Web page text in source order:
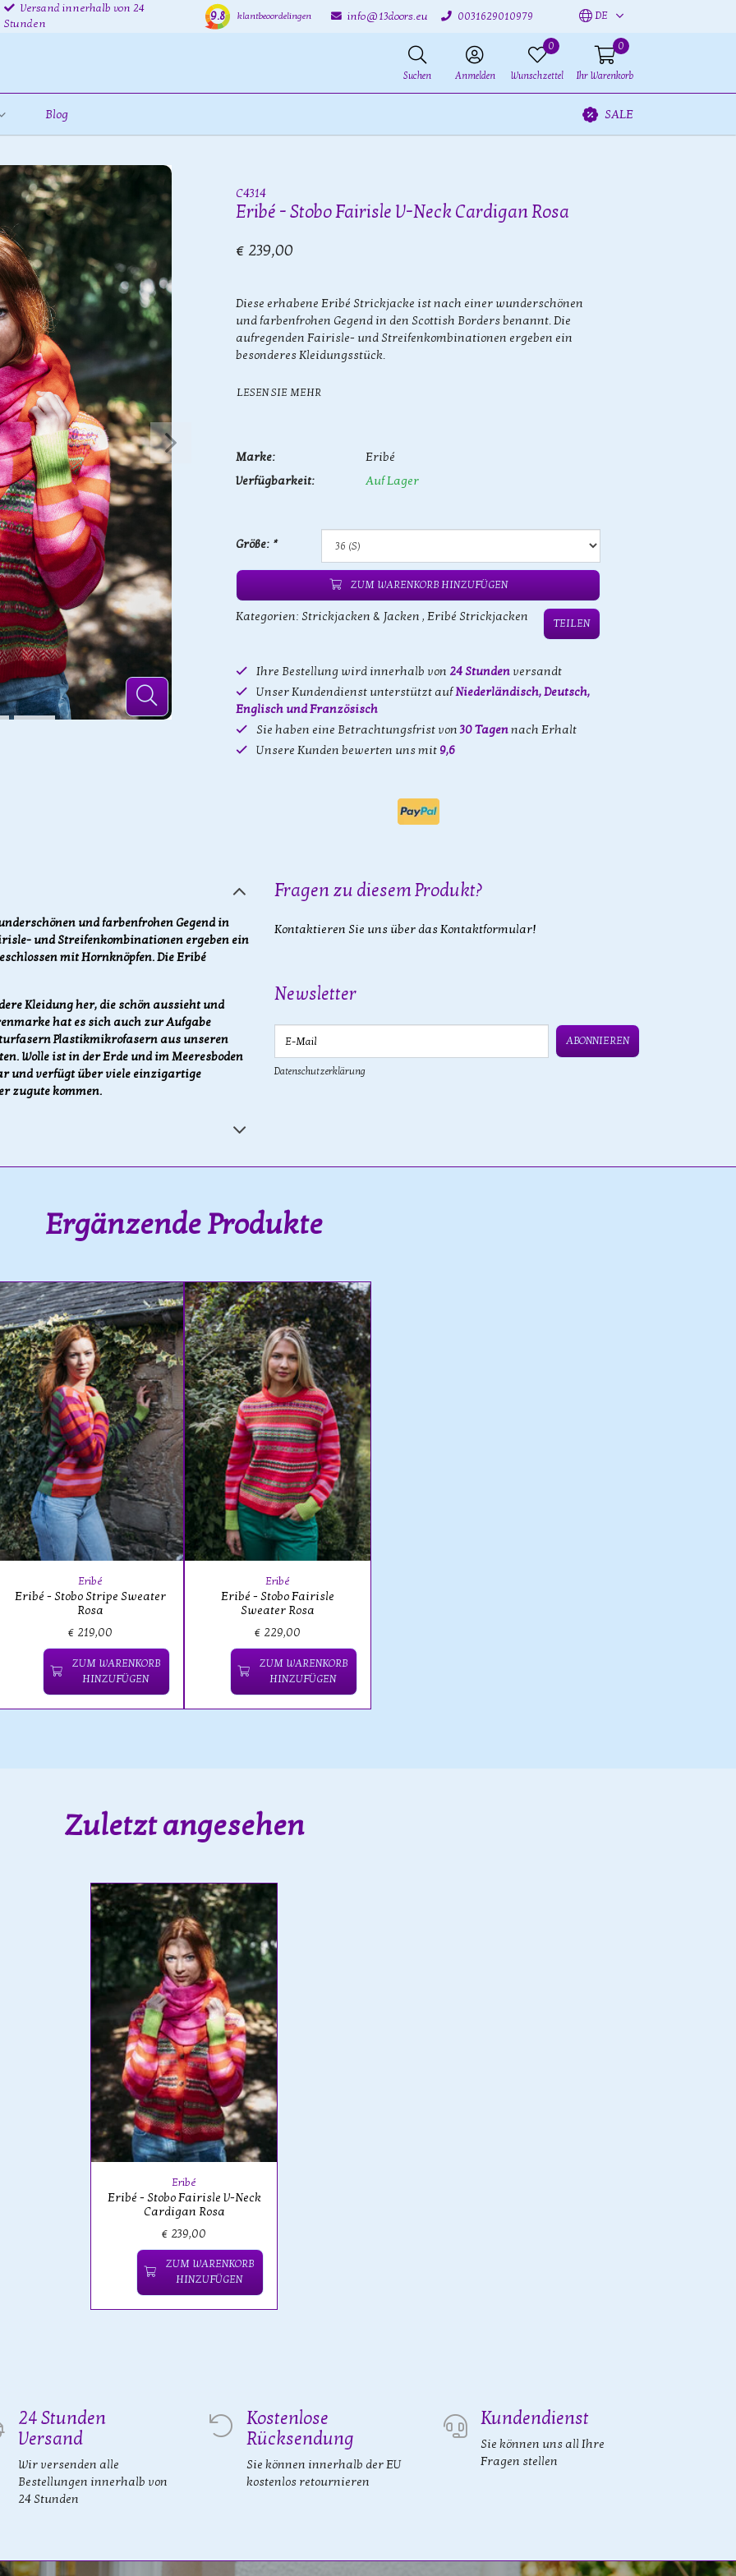
Versand innerhalb von 24
Stunden
9.8 klantbeoordelingen info@13doors.eu 0031629010979 DE
Suchen Anmelden
0
Wunschzettel
0
Ihr Warenkorb
Blog SALE
C4314
Eribé - Stobo Fairisle V-Neck Cardigan Rosa
€ 239,00
Diese erhabene Eribé Strickjacke ist nach einer wunderschönen
und farbenfrohen Gegend in den Scottish Borders benannt. Die
aufregenden Fairisle- und Streifenkombinationen ergeben ein
besonderes Kleidungsstück.
LESEN SIE MEHR
Marke:
Eribé
Verfügbarkeit:
Auf Lager
Größe: *
ZUM WARENKORB HINZUFÜGEN
Kategorien: Strickjacken & Jacken , Eribé Strickjacken TEILEN
Ihre Bestellung wird innerhalb von 24 Stunden versandt
Unser Kundendienst unterstützt aufNiederländisch, Deutsch,
Englisch und Französisch
Sie haben eine Betrachtungsfrist von30 Tagennach Erhalt
Unsere Kunden bewerten uns mit 9,6
und farbenfrohen Gegend in
und Streifenkombinationen ergeben ein
mit Hornknöpfen. Die Eribé
Kleidung her, die schön aussieht und
hat es sich auch zur Aufgabe
Plastikmikrofasern aus unseren
Wolle ist in der Erde und im Meeresboden
und verfügt über viele einzigartige
zugute kommen.
Fragen zu diesem Produkt?
Kontaktieren Sie uns über das Kontaktformular!
Newsletter
E-Mail
ABONNIEREN
Datenschutzerklärung
Ergänzende Produkte
Eribé
Eribé - Stobo Stripe Sweater
Rosa
€ 219,00
ZUM WARENKORB
HINZUFÜGEN
Eribé
Eribé - Stobo Fairisle
Sweater Rosa
€ 229,00
ZUM WARENKORB
HINZUFÜGEN
Zuletzt angesehen
Eribé
Eribé - Stobo Fairisle V-Neck
Cardigan Rosa
€ 239,00
ZUM WARENKORB
HINZUFÜGEN
24 Stunden
Versand
Wir versenden alle
Bestellungen innerhalb von
24 Stunden
Kostenlose
Rücksendung
Sie können innerhalb der EU
kostenlos retournieren
Kundendienst
Sie können uns all Ihre
Fragen stellen